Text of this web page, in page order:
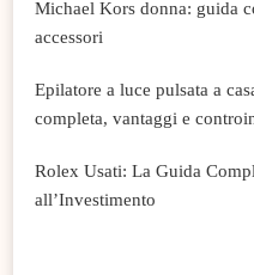
Michael Kors donna: guida
accessori
Epilatore a luce pulsata a
completa, vantaggi e
Rolex Usati: La Guida
all’Investimento